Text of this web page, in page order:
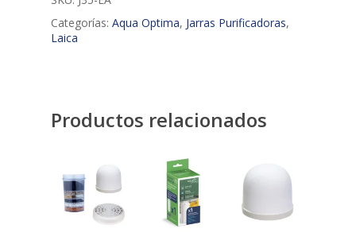
Categorías: Aqua Optima, Jarras Purificadoras,
Laica
Productos relacionados